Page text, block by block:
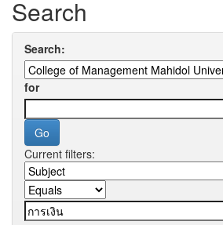
Search
Search:
for
Current filters: